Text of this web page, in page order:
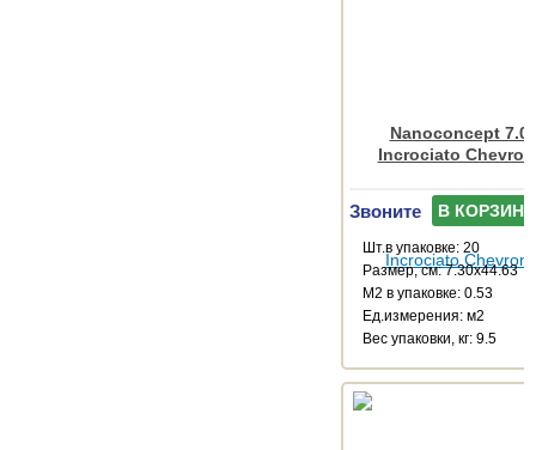
Nanoconcept 7.0
Incrociato
Звоните В КОРЗИНУ
Шт.в упаковке: 20
Размер, см: 7.30x44.63
М2 в упаковке: 0.53
Ед.измерения: м2
Веc упаковки, кг: 9.5